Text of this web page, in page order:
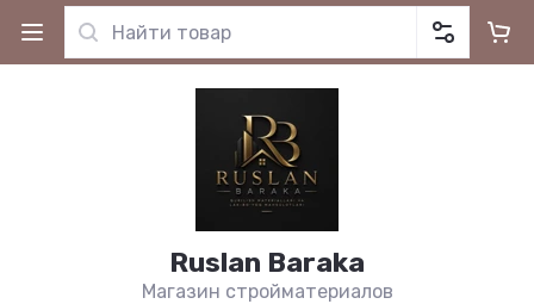
Ruslan Baraka
Магазин стройматериалов